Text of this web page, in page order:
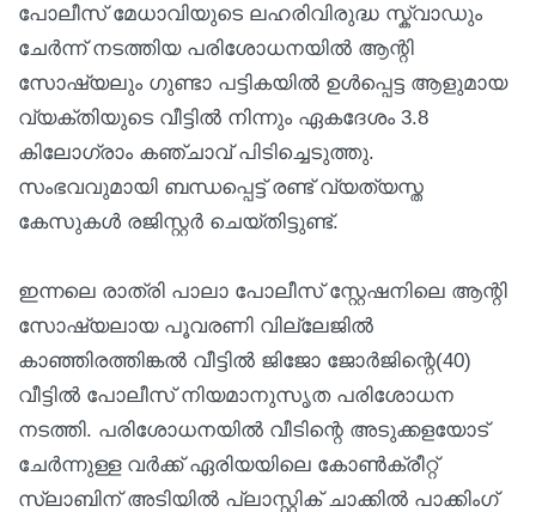
പോലീസ് മേധാവിയുടെ ലഹരിവിരുദ്ധ സ്ക്വാഡും
ചേർന്ന് നടത്തിയ പരിശോധനയിൽ ആന്റി
സോഷ്യലും ഗുണ്ടാ പട്ടികയിൽ ഉൾപ്പെട്ട ആളുമായ
വ്യക്തിയുടെ വീട്ടിൽ നിന്നും ഏകദേശം 3.8
കിലോഗ്രാം കഞ്ചാവ് പിടിച്ചെടുത്തു.
സംഭവവുമായി ബന്ധപ്പെട്ട് രണ്ട് വ്യത്യസ്ത
കേസുകൾ രജിസ്റ്റർ ചെയ്തിട്ടുണ്ട്.
ഇന്നലെ രാത്രി പാലാ പോലീസ് സ്റ്റേഷനിലെ ആന്റി
സോഷ്യലായ പൂവരണി വില്ലേജിൽ
കാഞ്ഞിരത്തിങ്കൽ വീട്ടിൽ ജിജോ ജോർജിന്റെ(40)
വീട്ടിൽ പോലീസ് നിയമാനുസൃത പരിശോധന
നടത്തി. പരിശോധനയിൽ വീടിന്റെ അടുക്കളയോട്
ചേർന്നുള്ള വർക്ക് ഏരിയയിലെ കോൺക്രീറ്റ്
സ്ലാബിന് അടിയിൽ പ്ലാസ്റ്റിക് ചാക്കിൽ പാക്കിംഗ്